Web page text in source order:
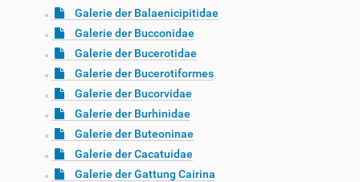
Galerie der Balaenicipitidae
Galerie der Bucconidae
Galerie der Bucerotidae
Galerie der Bucerotiformes
Galerie der Bucorvidae
Galerie der Burhinidae
Galerie der Buteoninae
Galerie der Cacatuidae
Galerie der Gattung Cairina